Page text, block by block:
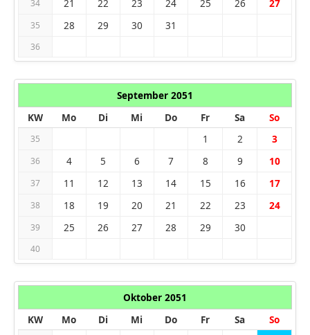
34 21 22 23 24 25 26 27
35 28 29 30 31
36
September 2051
KW
Mo Di Mi Do Fr Sa So
35 1 2 3
36 4 5 6 7 8 9 10
37 11 12 13 14 15 16 17
38 18 19 20 21 22 23 24
39 25 26 27 28 29 30
40
Oktober 2051
KW
Mo Di Mi Do Fr Sa So